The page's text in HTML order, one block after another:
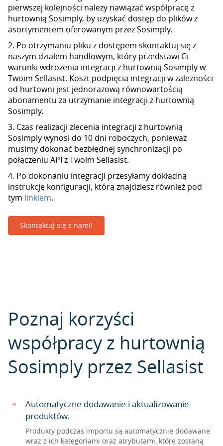
pierwszej kolejności należy nawiązać współpracę z
hurtownią Sosimply, by uzyskać dostęp do plików z
asortymentem oferowanym przez Sosimply.
2. Po otrzymaniu pliku z dostępem skontaktuj się z
naszym działem handlowym, który przedstawi Ci
warunki wdrożenia integracji z hurtownią Sosimply w
Twoim Sellasist. Koszt podpięcia integracji w zależności
od hurtowni jest jednorazową równowartością
abonamentu za utrzymanie integracji z hurtownią
Sosimply.
3. Czas realizacji zlecenia integracji z hurtownią
Sosimply wynosi do 10 dni roboczych, ponieważ
musimy dokonać bezbłędnej synchronizacji po
połączeniu API z Twoim Sellasist.
4. Po dokonaniu integracji przesyłamy dokładną
instrukcję konfiguracji, którą znajdziesz również pod
tym linkiem.
Skontaktuj się z nami!
Poznaj korzyści
współpracy z hurtownią
Sosimply przez Sellasist
Automatyczne dodawanie i aktualizowanie
produktów.
Produkty podczas importu są automatycznie dodawane
wraz z ich kategoriami oraz atrybutami, które zostaną